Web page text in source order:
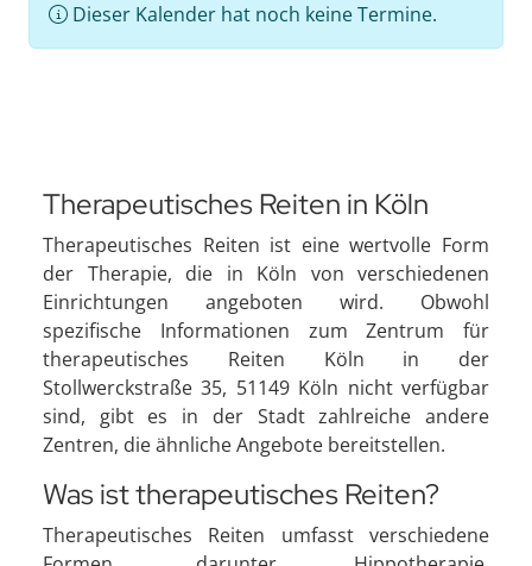
Dieser Kalender hat noch keine Termine.
Therapeutisches Reiten in Köln
Therapeutisches Reiten ist eine wertvolle Form
der Therapie, die in Köln von verschiedenen
Einrichtungen angeboten wird. Obwohl
spezifische Informationen zum Zentrum für
therapeutisches Reiten Köln in der
Stollwerckstraße 35, 51149 Köln nicht verfügbar
sind, gibt es in der Stadt zahlreiche andere
Zentren, die ähnliche Angebote bereitstellen.
Was ist therapeutisches Reiten?
Therapeutisches Reiten umfasst verschiedene